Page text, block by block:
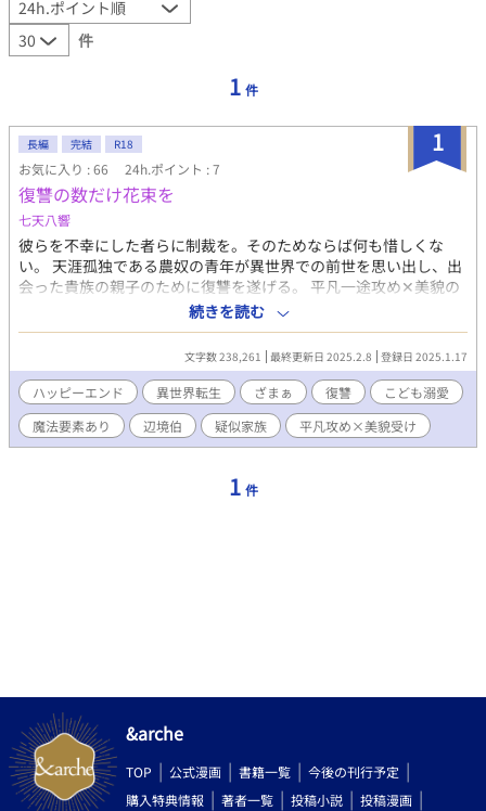
件
1 件
1
長編 完結 R18
お気に入り : 66 24h.ポイント : 7
復讐の数だけ花束を
七天八響
彼らを不幸にした者らに制裁を。そのためならば何も惜しくな
い。 天涯孤独である農奴の青年が異世界での前世を思い出し、出
会った貴族の親子のために復讐を遂げる。 平凡一途攻め✕美貌の
不憫受け 川に落ちたこどもを助けたフレデリック・デュシャン。
大人でも危険な激流に飛び込めたのは、こどもが前世で失った我
が子に瓜二つだからだった。 助け出した少年アレクサンドルの
父、リュシアン・ド・オーヴェルニュ辺境伯から、礼をしたいと
自邸へ招かれる。 オーヴェルニュ父子に気に入られ、ずるずると
滞在しているうちに、我が子との日々を取り戻しているかのよう
な幸福を味わっていた。 しかしアレクサンドルが事故に遭ったこ
とを契機に、この父子に要らぬ不幸が降り掛かっていることを知
続きを読む
文字数 238,261 最終更新日 2025.2.8 登録日 2025.1.17
ハッピーエンド 異世界転生 ざまぁ 復讐
こども溺愛
魔法要素あり
辺境伯 疑似家族 平凡攻め×美貌受け
1 件
&arche
TOP 公式漫画 書籍一覧
今後の刊行予定
購入特典情報
著者一覧 投稿小説 投稿漫画